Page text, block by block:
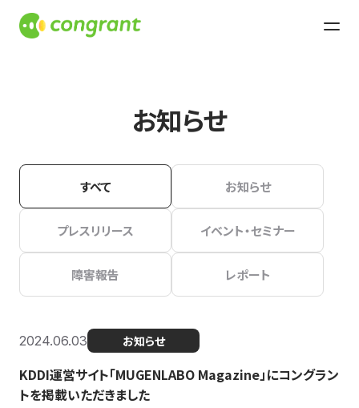
お知らせ
すべて お知らせ
プレスリリース イベント・セミナー
障害報告 レポート
2024.06.03 お知らせ
KDDI運営サイト「MUGENLABO Magazine」にコングラン
トを掲載いただきました